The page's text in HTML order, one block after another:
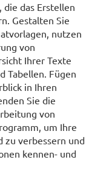
das Erstellen
Gestalten Sie
nutzen
von
Ihrer Texte
Tabellen. Fügen
in Ihren
Sie die
von
um Ihre
verbessern und
kennen- und